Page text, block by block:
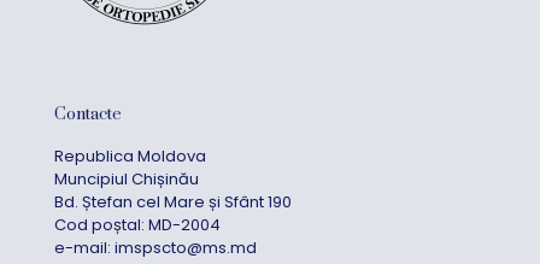
Contacte
Republica Moldova
Muncipiul Chișinău
Bd. Ștefan cel Mare și Sfânt 190
Cod poștal: MD-2004
e-mail: imspscto@ms.md